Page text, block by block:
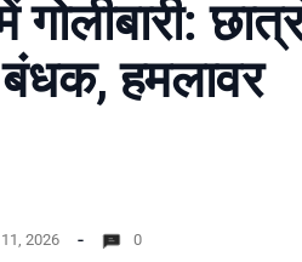
बंधक, हमलावर
2026 0